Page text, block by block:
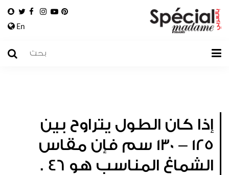
En
إذا كان الطول يتراوح بين
125 – 130 سم فإن مقاس
الشماغ المناسب هو 46 .